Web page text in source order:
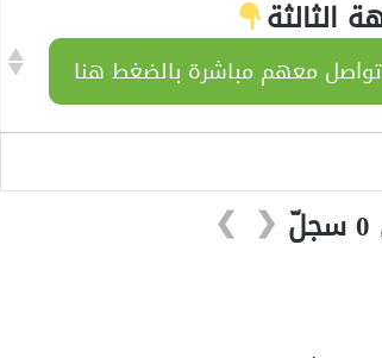
الثالثة
تواصل معهم مباشرة بالضغط هنا
❮
❯